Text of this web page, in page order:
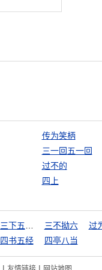
传为笑柄
三一回五一回
过不的
四上
三不拗六
过
四书五经 四亭八当